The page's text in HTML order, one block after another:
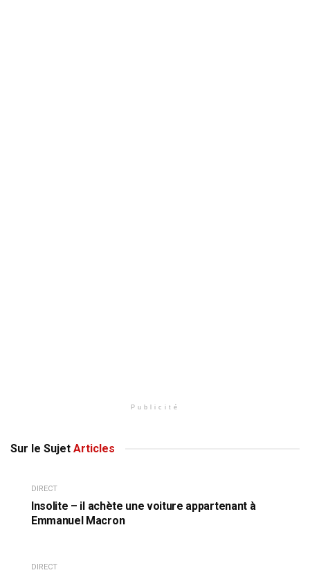
Publicité
Sur le Sujet Articles
DIRECT
Insolite – il achète une voiture appartenant à
Emmanuel Macron
DIRECT